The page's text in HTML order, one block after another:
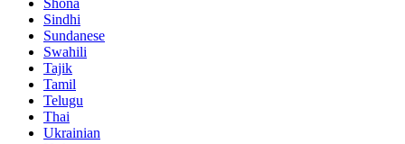
Shona
Sindhi
Sundanese
Swahili
Tajik
Tamil
Telugu
Thai
Ukrainian